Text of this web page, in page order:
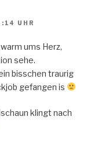
UHR
ums Herz,
sehe.
bisschen traurig
gefangen is
klingt nach